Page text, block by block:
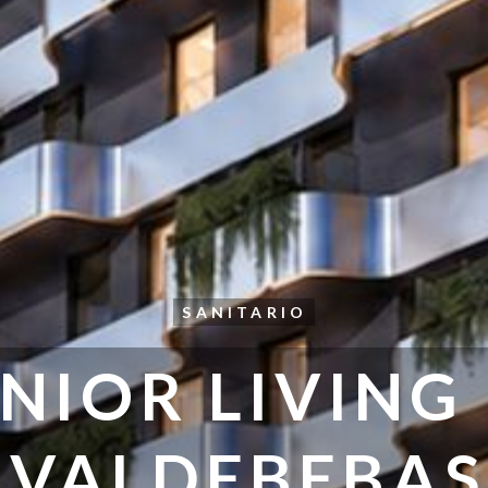
SANITARIO
LIVING